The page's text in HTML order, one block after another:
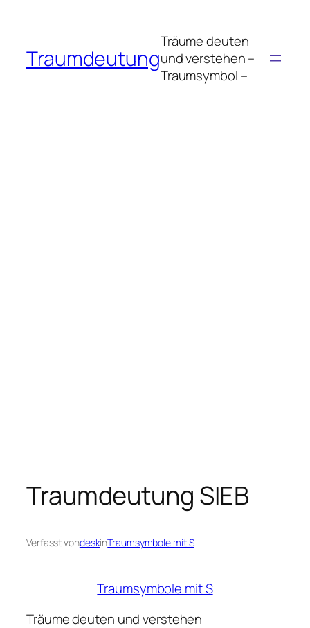
springen
Traumdeutung
Träume deuten
und verstehen –
Traumsymbol –
Traumdeutung SIEB
Verfasst vondeskinTraumsymbole mit S
Traumsymbole mit S
Träume deuten und verstehen